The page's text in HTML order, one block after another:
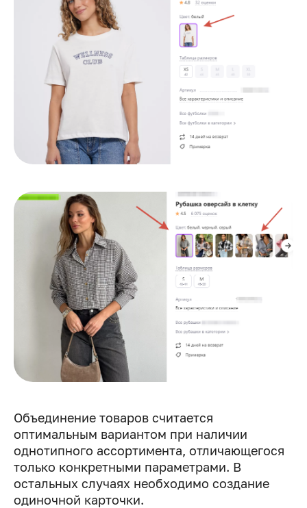
Объединение товаров считается
оптимальным вариантом при наличии
однотипного ассортимента, отличающегося
только конкретными параметрами. В
остальных случаях необходимо создание
одиночной карточки.